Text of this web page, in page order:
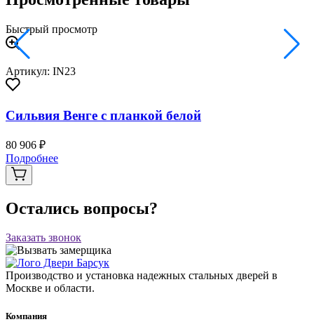
Быстрый просмотр
Артикул: IN23
Сильвия Венге с планкой белой
80 906 ₽
Подробнее
Остались вопросы?
Заказать звонок
Производство и установка надежных стальных дверей в
Москве и области.
Компания